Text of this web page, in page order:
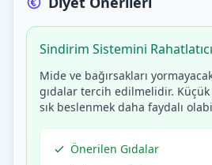
Sindirim Sistemini
Mide ve bağırsakları
gıdalar tercih edilmelidir.
sık beslenmek daha faydalı
Önerilen Gıdalar